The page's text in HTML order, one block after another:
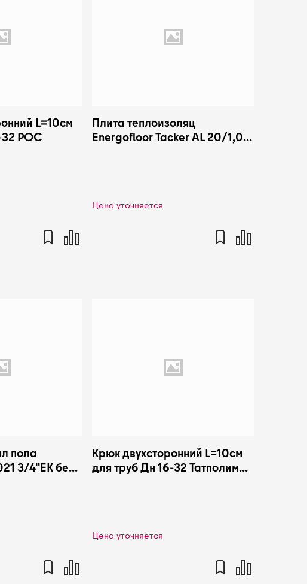
L=10см
32 РОС
Плита теплоизоляц
Energofloor Tacker AL 20/1,0-
Цена уточняется
пола
3/4"ЕК бел
Крюк двухсторонний L=10см
для труб Дн 16-32 Татполимер
Цена уточняется